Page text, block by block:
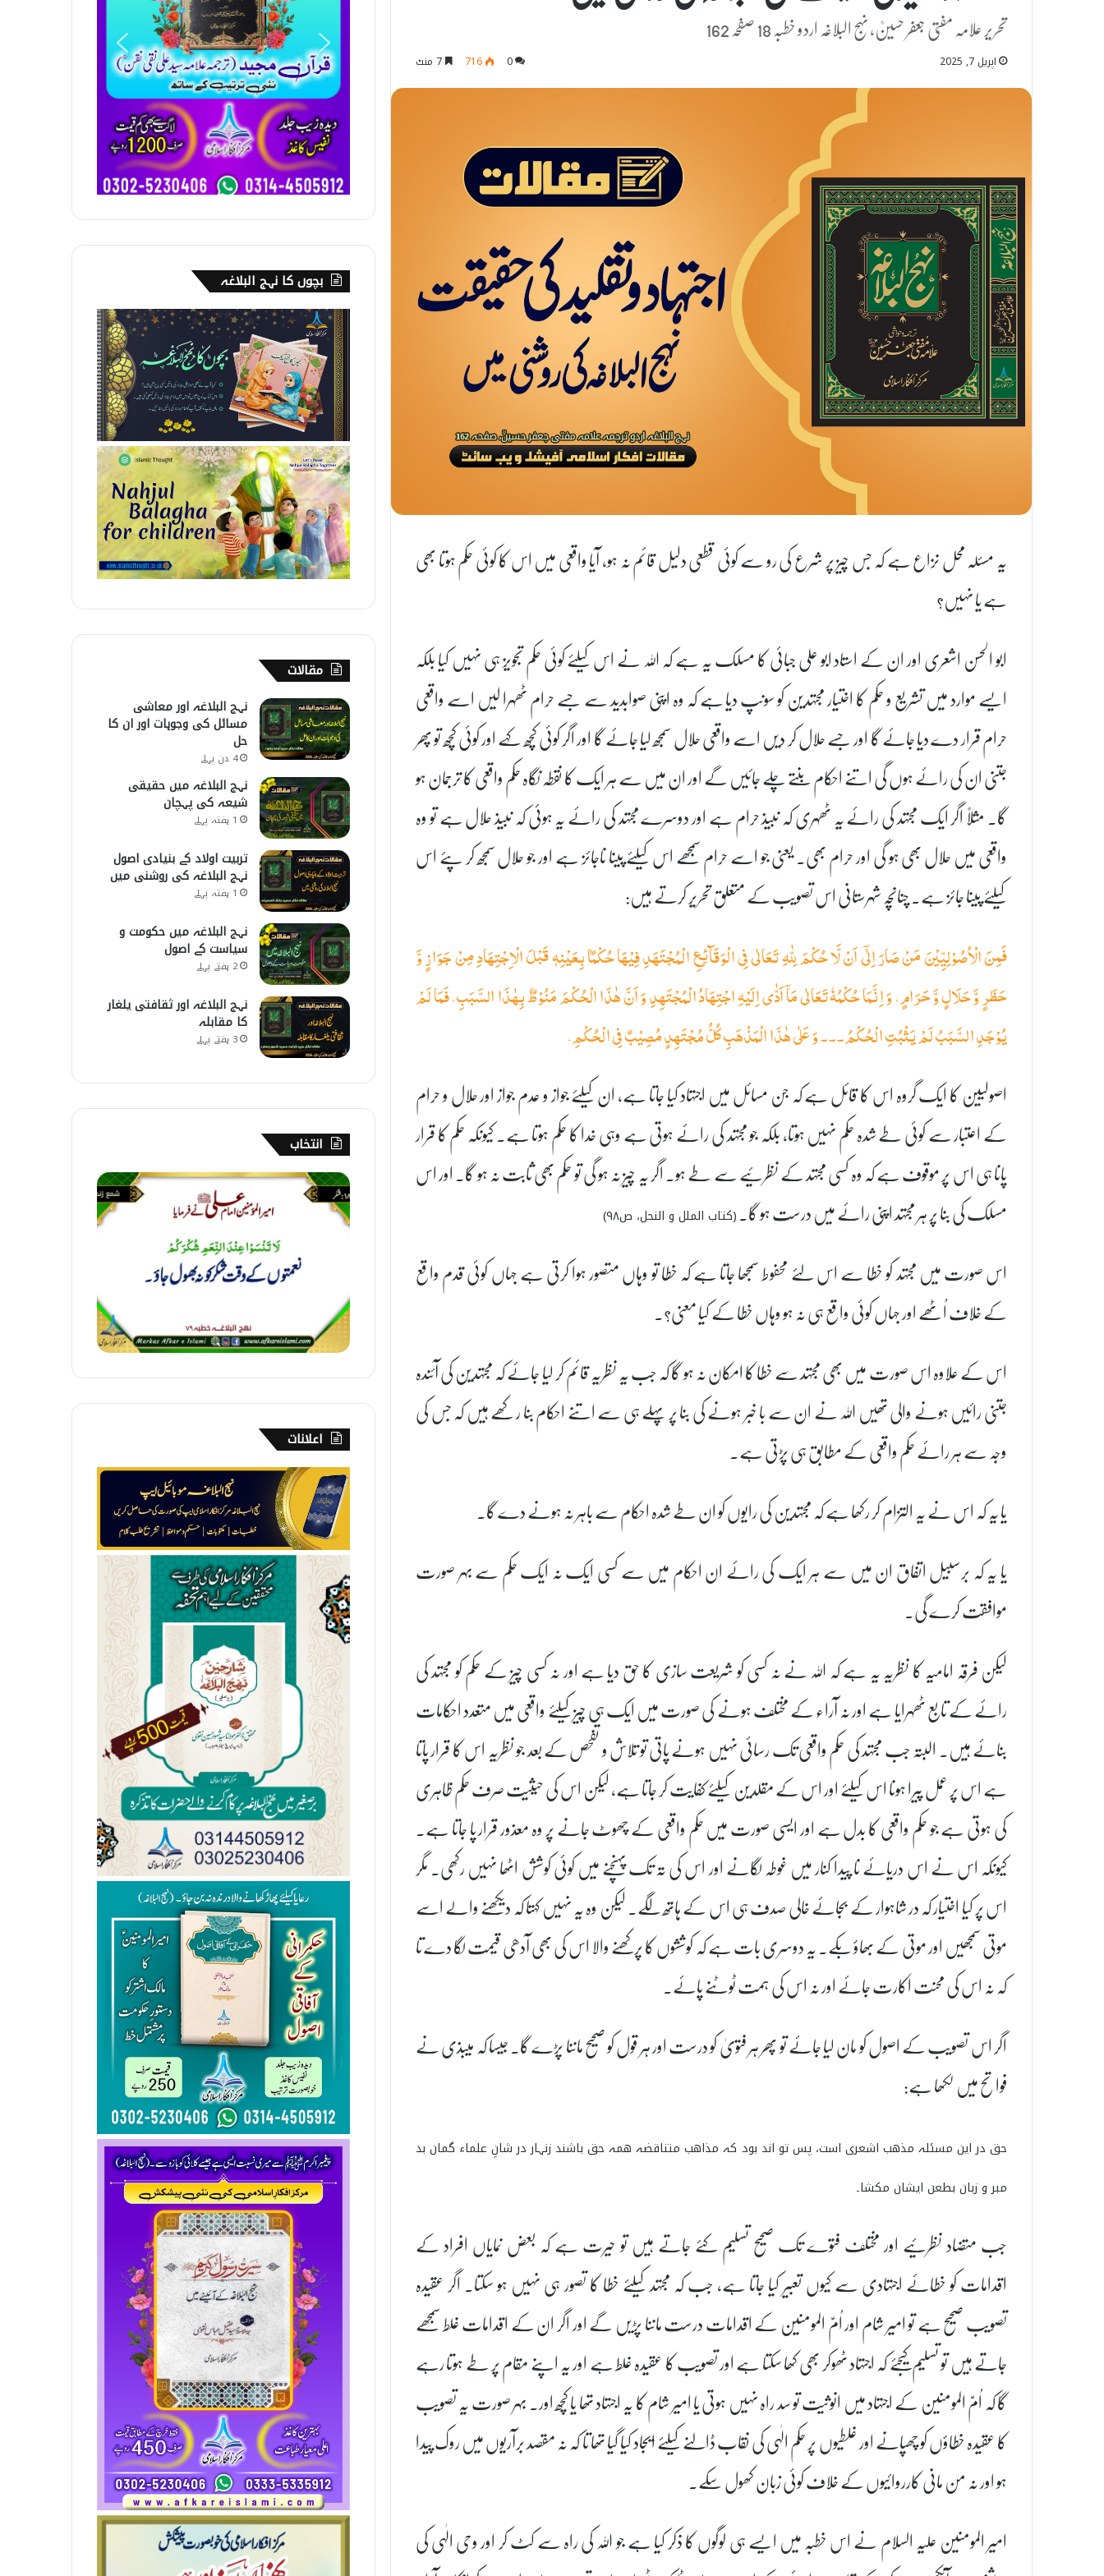
تحریر علامہ مفتی جعفر حسینؒ، نہج البلاغہ اردو خطبہ 18 صفحہ 162
اپریل 7, 2025 0
716
یہ مسئلہ محل نزاع ہے کہ جس چیز پر شرع کی رو سے کوئی قطعی دلیل قائم نہ ہو، آیا واقعی میں اس کا کوئی حکم ہوتا بھی
ہے یا نہیں؟
ابو الحسن اشعری اور ان کے استاد ابو علی جبائی کا مسلک یہ ہے کہ اللہ نے اس کیلئے کوئی حکم تجویز ہی نہیں کیا بلکہ
ایسے موارد میں تشریع و حکم کا اختیار مجتہدین کو سونپ دیا ہے کہ وہ اپنی صوابدید سے جسے حرام ٹھہرا لیں اسے واقعی
حرام قرار دے دیا جائے گا اور جسے حلال کر دیں اسے واقعی حلال سمجھ لیا جائے گا اور اگر کوئی کچھ کہے اور کوئی کچھ تو پھر
جتنی ان کی رائے ہوں گی اتنے احکام بنتے چلے جائیں گے اور ان میں سے ہر ایک کا نقطہ نگاہ حکم واقعی کا ترجمان ہو
گا۔ مثلاً اگر ایک مجتہد کی رائے یہ ٹھہری کہ نبیذ حرام ہے اور دوسرے مجتہد کی رائے یہ ہوئی کہ نبیذ حلال ہے تو وہ
واقعی میں حلال بھی ہو گی اور حرام بھی۔ یعنی جو اسے حرام سمجھے اس کیلئے پینا ناجائز ہے اور جو حلال سمجھ کر پئے اس
کیلئے پینا جائز ہے۔ چنانچہ شہرستانی اس تصویب کے متعلق تحریر کرتے ہیں:
فَمِنَ الْاُصُوْلِيِّيْنَ مَنْ صَارَ اِلٰۤى اَنْ لَّا حُكْمَ لِلّٰهِ تَعَالٰى فِی الْوَقَآئِعِ الْمُجْتَهَدِ فِيْهَا حُكْمًۢا بِعَيْنِهٖ قَبْلَ الْاِجْتِهَادِ مِنْ جَوَازٍ وَّ
حَظَرٍ وَّ حَلَالٍ وَّ حَرَامٍ، وَ اِنَّمَا حُكْمُهٗ تَعَالٰى مَاۤ اَدّٰى اِلَيْهِ اجْتِهَادُ الْمُجْتَهِدِ وَ اَنَّ هٰذَا الْحُكْمَ مَنُوْطٌۢ بِهٰذَا السَّبَبِ، فَمَا لَمْ
يُوْجَدِ السَّبَبُ لَمْ يَثْبُتِ الْحُكْمُ۔۔۔ وَ عَلٰى هٰذَا الْمَذْهَبِ كُلُّ مُجْتَهِدٍ مُصِيْبٌ فِی الْحُكْمِ.
اصولیین کا ایک گروہ اس کا قائل ہے کہ جن مسائل میں اجتہاد کیا جاتا ہے، ان کیلئے جواز و عدم جواز اور حلال و حرام
کے اعتبار سے کوئی طے شدہ حکم نہیں ہوتا، بلکہ جو مجتہد کی رائے ہوتی ہے وہی خدا کا حکم ہوتا ہے۔ کیونکہ حکم کا قرار
پانا ہی اس پر موقوف ہے کہ وہ کسی مجتہد کے نظرئیے سے طے ہو۔ اگر یہ چیز نہ ہو گی تو حکم بھی ثابت نہ ہو گا۔ اور اس
مسلک کی بنا پر ہر مجتہد اپنی رائے میں درست ہو گا۔(کتاب الملل و النحل، ص۹۸)
اس صورت میں مجتہد کو خطا سے اس لئے محفوط سمجھا جاتا ہے کہ خطا تو وہاں متصور ہوا کرتی ہے جہاں کوئی قدم واقع
کے خلاف اُٹھے اور جہاں کوئی واقع ہی نہ ہو وہاں خطا کے کیا معنی؟۔
اس کے علاوہ اس صورت میں بھی مجتہد سے خطا کا امکان نہ ہو گا کہ جب یہ نظریہ قائم کر لیا جائے کہ مجتہدین کی آئندہ
جتنی رائیں ہونے والی تھیں اللہ نے ان سے با خبر ہونے کی بنا پر پہلے ہی سے اتنے احکام بنا رکھے ہیں کہ جس کی
وجہ سے ہر رائے حکم واقعی کے مطابق ہی پڑتی ہے۔
یا یہ کہ اس نے یہ التزام کر رکھا ہے کہ مجتہدین کی رایوں کو ان طے شدہ احکام سے باہر نہ ہونے دے گا۔
یا یہ کہ برسبیل اتفاق ان میں سے ہر ایک کی رائے ان احکام میں سے کسی ایک نہ ایک حکم سے بہر صورت
موافقت کرے گی۔
لیکن فرقہ امامیہ کا نظریہ یہ ہے کہ اللہ نے نہ کسی کو شریعت سازی کا حق دیا ہے اور نہ کسی چیز کے حکم کو مجتہد کی
رائے کے تابع ٹھہرایا ہے اور نہ آراء کے مختلف ہونے کی صورت میں ایک ہی چیز کیلئے واقعی میں متعدد احکامات
بنائے ہیں۔ البتہ جب مجتہد کی حکم واقعی تک رسائی نہیں ہونے پاتی تو تلاش و تفحص کے بعد جو نظریہ اس کا قرار پاتا
ہے اس پر عمل پیرا ہونا اس کیلئے اور اس کے مقلدین کیلئے کفایت کر جاتا ہے، لیکن اس کی حیثیت صرف حکم ظاہری
کی ہوتی ہے جو حکم واقعی کا بدل ہے اور ایسی صورت میں حکم واقعی کے چھوٹ جانے پر وہ معذور قرار پا جاتا ہے۔
کیونکہ اس نے اس دریائے نا پیدا کنار میں غوطہ لگانے اور اس کی تہ تک پہنچنے میں کوئی کوشش اٹھا نہیں رکھی۔ مگر
اس پر کیا اختیار کہ در شاہوار کے بجائے خالی صدف ہی اس کے ہاتھ لگے۔ لیکن وہ یہ نہیں کہتا کہ دیکھنے والے اسے
موتی سمجھیں اور موتی کے بھاؤ بکے۔ یہ دوسری بات ہے کہ کوششوں کا پرکھنے والا اس کی بھی آدھی قیمت لگا دے تا
کہ نہ اس کی محنت اَکارت جائے اور نہ اس کی ہمت ٹوٹنے پائے۔
اگر اس تصویب کے اصول کو مان لیا جائے تو پھر ہر فتویٰ کو درست اور ہر قول کو صحیح ماننا پڑے گا۔ جیسا کہ میبذی نے
فواتح میں لکھا ہے:
حق در این مسئلہ مذھب اشعری است، پس تو اند بود کہ مذاھب متناقضہ ھمہ حق باشند زنہار در شانِ علماء گمان بد
مبر و زبان بطعن ایشان مکشا۔
جب متضاد نظرئیے اور مختلف فتوے تک صحیح تسلیم کئے جاتے ہیں تو حیرت ہے کہ بعض نمایاں افراد کے
اقدامات کو خطائے اجتہادی سے کیوں تعبیر کیا جاتا ہے، جب کہ مجتہد کیلئے خطا کا تصور ہی نہیں ہو سکتا۔ اگر عقیدہ
تصویب صحیح ہے تو امیر شام اور اُمّ المومنین کے اقدامات درست ماننا پڑیں گے اور اگر ان کے اقدامات غلط سمجھے
جاتے ہیں تو تسلیم کیجئے کہ اجتہاد ٹھوکر بھی کھا سکتا ہے اور تصویب کا عقیدہ غلط ہے اور یہ اپنے مقام پر طے ہوتا رہے
گا کہ اُمّ المومنین کے اجتہاد میں انوثیت تو سد راہ نہیں ہوتی یا امیر شام کا یہ اجتہاد تھا یا کچھ اور۔ بہر صورت یہ تصویب
کا عقیدہ خطاؤں کو چھپانے اور غلطیوں پر حکم الٰہی کی نقاب ڈالنے کیلئے ایجاد کیا گیا تھا تا کہ نہ مقصد برآریوں میں روک پیدا
ہو اور نہ من مانی کارروائیوں کے خلاف کوئی زبان کھول سکے۔
امیر المومنین علیہ السلام نے اس خطبہ میں ایسے ہی لوگوں کا ذکر کیا ہے جو اللہ کی راہ سے کٹ کر اور وحی الٰہی کی
بچوں کا نہج البلاغہ
مقالات
نہج البلاغہ اور معاشی
مسائل کی وجوہات اور ان کا
حل
4 دن پہلے
نہج البلاغہ میں حقیقی
شیعہ کی پہچان
1 ہفتہ پہلے
تربیت اولاد کے بنیادی اصول
نہج البلاغہ کی روشنی میں
1 ہفتہ پہلے
نہج البلاغہ میں حکومت و
سیاست کے اصول
2 ہفتے پہلے
نہج البلاغہ اور ثقافتی یلغار
کا مقابلہ
3 ہفتے پہلے
انتخاب
1
8
۔
ش
اعلانات